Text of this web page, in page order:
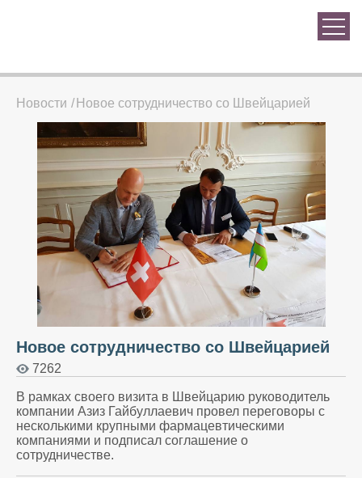
Новости Новое сотрудничество со Швейцарией
Новое сотрудничество со Швейцарией
7262
В рамках своего визита в Швейцарию руководитель
компании Азиз Гайбуллаевич провел переговоры с
несколькими крупными фармацевтическими
компаниями и подписал соглашение о
сотрудничестве.